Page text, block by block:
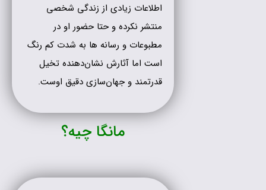
اطلاعات زیادی از زندگی شخصی
منتشر نکرده و حتا حضور او در
مطبوعات و رسانه ها به شدت کم رنگ
است اما آثارش نشان‌دهنده تخیل
قدرتمند و جهان‌سازی دقیق اوست.
مانگا چیه؟